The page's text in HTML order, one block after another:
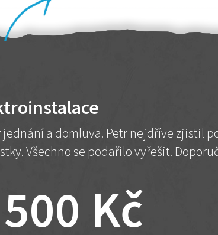
jednání a domluva. Petr nejdříve zjistil
Všechno se podařilo vyřešit.
Kč